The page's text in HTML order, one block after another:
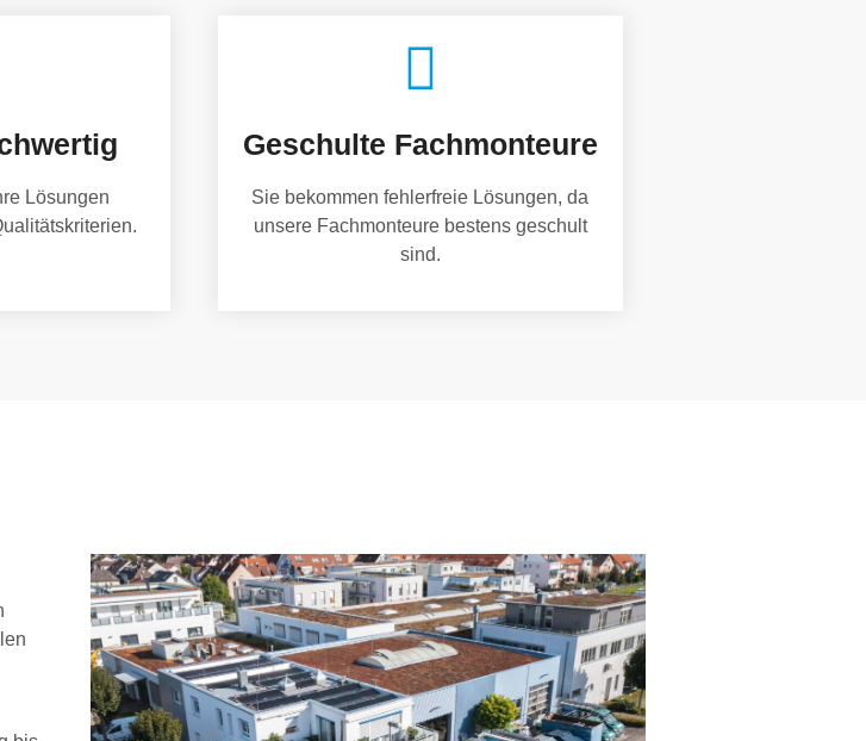
Lösungen
Geschulte Fachmonteure
Sie bekommen fehlerfreie Lösungen, da
unsere Fachmonteure bestens geschult
sind.